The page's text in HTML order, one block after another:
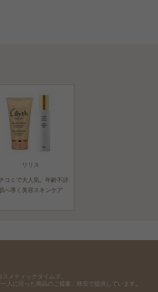
リリス
コミで大人気。年齢不詳
肌へ導く美容スキンケア
メティックタイムズ。
人に沿った商品のご提案、格安で提供しています。